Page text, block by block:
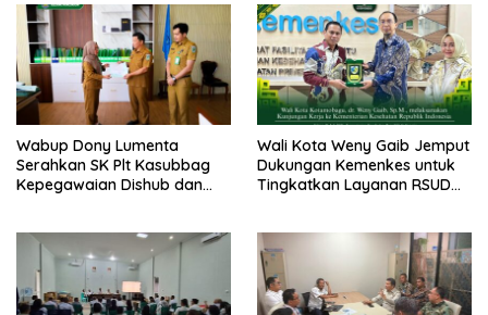
Wabup Dony Lumenta
Serahkan SK Plt Kasubbag
Kepegawaian Dishub dan
Wali Kota Weny Gaib Jemput
Dukungan Kemenkes untuk
Tingkatkan Layanan RSUD